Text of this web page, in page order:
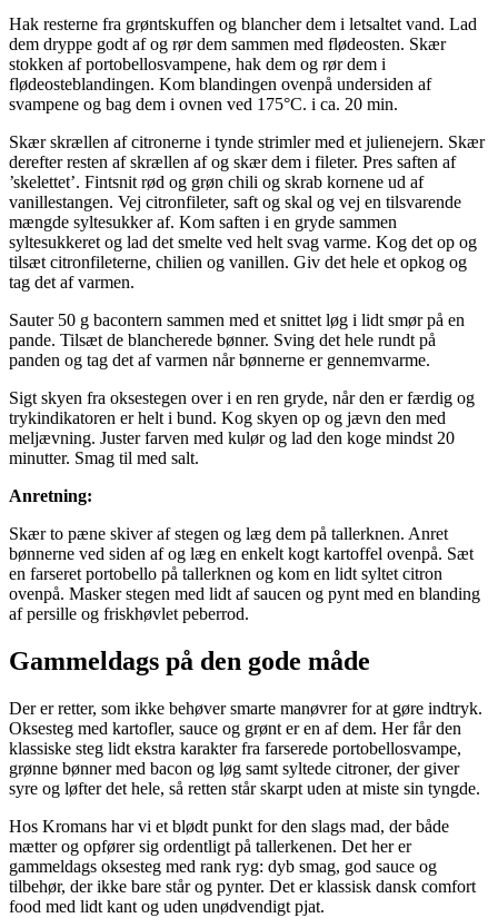
Hak resterne fra grøntskuffen og blancher dem i letsaltet vand. Lad
dem dryppe godt af og rør dem sammen med flødeosten. Skær
stokken af portobellosvampene, hak dem og rør dem i
flødeosteblandingen. Kom blandingen ovenpå undersiden af
svampene og bag dem i ovnen ved 175°C. i ca. 20 min.
Skær skrællen af citronerne i tynde strimler med et julienejern. Skær
derefter resten af skrællen af og skær dem i fileter. Pres saften af
’skelettet’. Fintsnit rød og grøn chili og skrab kornene ud af
vanillestangen. Vej citronfileter, saft og skal og vej en tilsvarende
mængde syltesukker af. Kom saften i en gryde sammen
syltesukkeret og lad det smelte ved helt svag varme. Kog det op og
tilsæt citronfileterne, chilien og vanillen. Giv det hele et opkog og
tag det af varmen.
Sauter 50 g bacontern sammen med et snittet løg i lidt smør på en
pande. Tilsæt de blancherede bønner. Sving det hele rundt på
panden og tag det af varmen når bønnerne er gennemvarme.
Sigt skyen fra oksestegen over i en ren gryde, når den er færdig og
trykindikatoren er helt i bund. Kog skyen op og jævn den med
meljævning. Juster farven med kulør og lad den koge mindst 20
minutter. Smag til med salt.
Anretning:
Skær to pæne skiver af stegen og læg dem på tallerknen. Anret
bønnerne ved siden af og læg en enkelt kogt kartoffel ovenpå. Sæt
en farseret portobello på tallerknen og kom en lidt syltet citron
ovenpå. Masker stegen med lidt af saucen og pynt med en blanding
af persille og friskhøvlet peberrod.
Gammeldags på den gode måde
Der er retter, som ikke behøver smarte manøvrer for at gøre indtryk.
Oksesteg med kartofler, sauce og grønt er en af dem. Her får den
klassiske steg lidt ekstra karakter fra farserede portobellosvampe,
grønne bønner med bacon og løg samt syltede citroner, der giver
syre og løfter det hele, så retten står skarpt uden at miste sin tyngde.
Hos Kromans har vi et blødt punkt for den slags mad, der både
mætter og opfører sig ordentligt på tallerkenen. Det her er
gammeldags oksesteg med rank ryg: dyb smag, god sauce og
tilbehør, der ikke bare står og pynter. Det er klassisk dansk comfort
food med lidt kant og uden unødvendigt pjat.